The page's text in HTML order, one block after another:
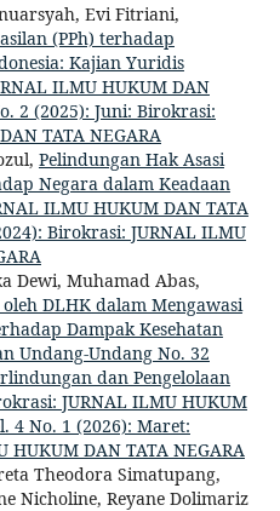
Evi Fitriani,
(PPh) terhadap
Kajian Yuridis
ILMU HUKUM DAN
2 (2025): Juni: Birokrasi:
TATA NEGARA
Pelindungan Hak Asasi
Negara dalam Keadaan
ILMU HUKUM DAN TATA
Birokrasi: JURNAL ILMU
Dewi, Muhamad Abas,
DLHK dalam Mengawasi
Dampak Kesehatan
Undang-Undang No. 32
dan Pengelolaan
JURNAL ILMU HUKUM
4 No. 1 (2026): Maret:
HUKUM DAN TATA NEGARA
Theodora Simatupang,
Nicholine, Reyane Dolimariz